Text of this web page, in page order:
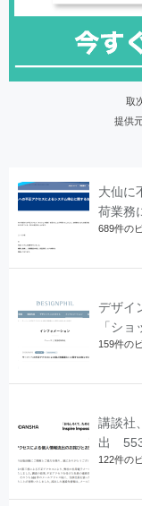
取
提供
大仙に
荷業務
689件の
デザイ
「シ
159件の
講談社
出 553
122件の